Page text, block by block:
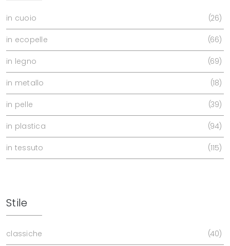
in cuoio 26
in ecopelle 66
in legno 69
in metallo 18
in pelle 39
in plastica 94
in tessuto 115
Stile
classiche 40